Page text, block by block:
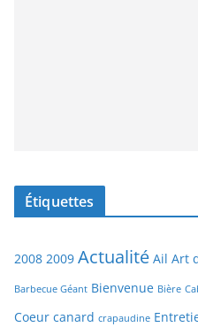
Étiquettes
2008 2009 Actualité Ail Art
Barbecue Géant Bienvenue Bière
Coeur canard crapaudine